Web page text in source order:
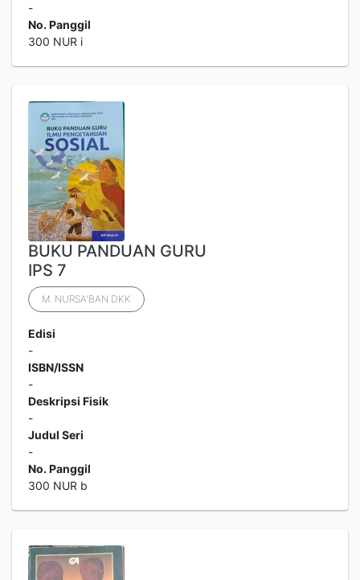
-
No. Panggil
300 NUR i
BUKU PANDUAN GURU
IPS 7
M. NURSA'BAN DKK
Edisi
-
ISBN/ISSN
-
Deskripsi Fisik
-
Judul Seri
-
No. Panggil
300 NUR b